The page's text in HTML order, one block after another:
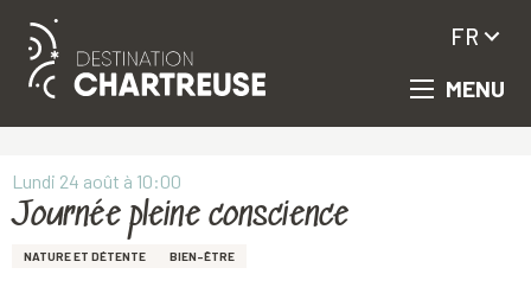
Aller
principal
MENU
FR
Lundi 24 août à 10:00
Journée pleine conscience
NATURE ET DÉTENTE BIEN-ÊTRE